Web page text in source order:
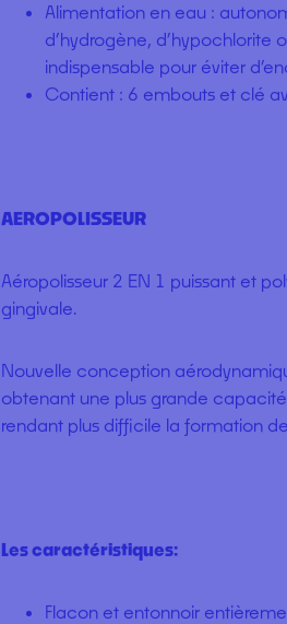
Alimentation en eau :
d’hydrogène, d’hypochlorite
indispensable pour éviter
Contient : 6 embouts et clé
AEROPOLISSEUR
Aéropolisseur 2 EN 1 puissant et
gingivale.
Nouvelle conception
obtenant une plus grande
rendant plus difficile la formation
Les caractéristiques:
Flacon et entonnoir